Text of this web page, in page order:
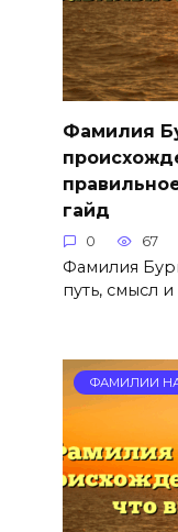
Фамилия
гайд
0 67
Фамилия
путь, смысл
ФАМИЛИИ